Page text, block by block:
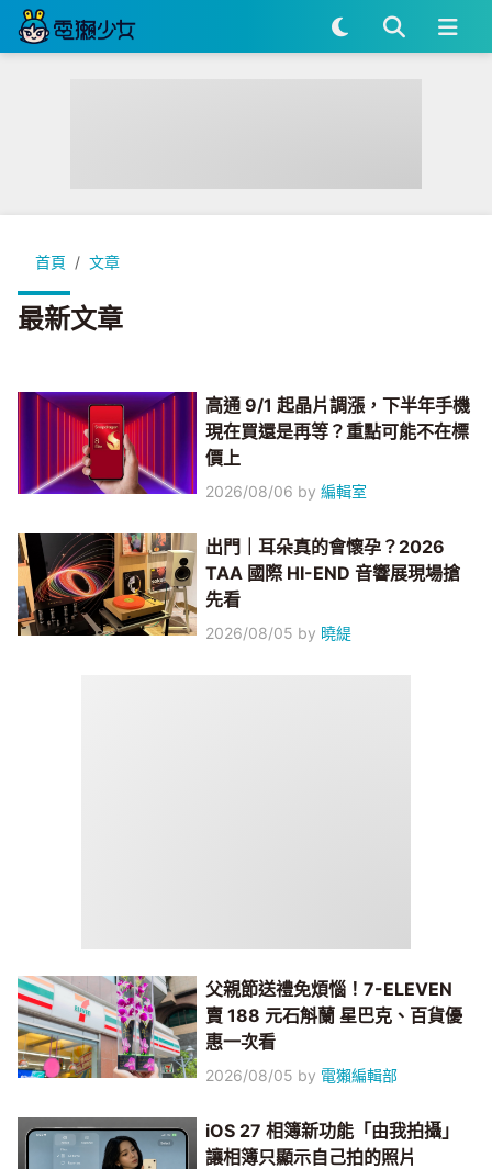
首頁 文章
最新文章
高通 9/1 起晶片調漲，下半年手機
現在買還是再等？重點可能不在標
價上
2026/08/06 by編輯室
出門｜耳朵真的會懷孕？2026
TAA 國際 HI-END 音響展現場搶
先看
2026/08/05 by 曉緹
父親節送禮免煩惱！7-ELEVEN
賣 188 元石斛蘭 星巴克、百貨優
惠一次看
2026/08/05 by 電獺編輯部
iOS 27 相簿新功能「由我拍攝」
讓相簿只顯示自己拍的照片